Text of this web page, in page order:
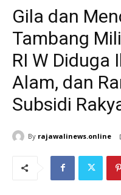
Gila dan
Tambang
RI W Diduga
Alam, dan
Subsidi
By rajawalinews.online